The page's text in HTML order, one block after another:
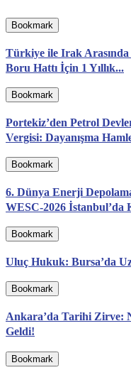
Bookmark
Türkiye ile Irak
Boru Hattı İçin 1 Yıllık...
Bookmark
Portekiz’den Petrol
Vergisi: Dayanışma
Bookmark
6. Dünya Enerji
WESC-2026 İstanbul’da
Bookmark
Uluç Hukuk: Bursa’da
Bookmark
Ankara’da Tarihi Zirve:
Geldi!
Bookmark